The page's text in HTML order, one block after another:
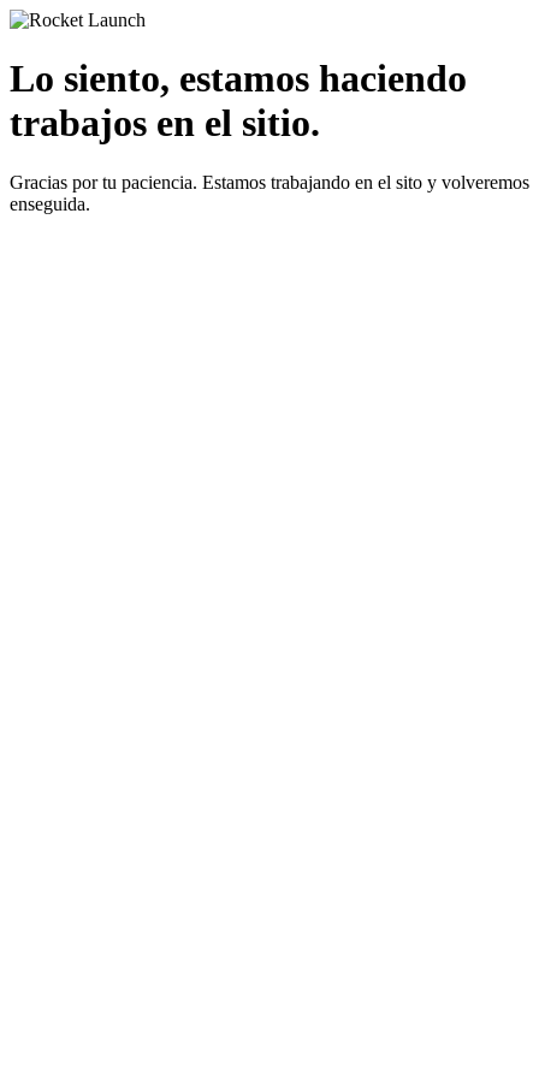
Lo siento, estamos haciendo
trabajos en el sitio.
Gracias por tu paciencia. Estamos trabajando en el sito y volveremos
enseguida.